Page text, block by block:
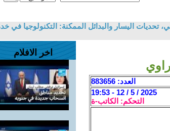
تحديات اليسار والبدائل الممكنة: التكنولوجيا في
العدد: 883656
2025 / 5 / 12 - 19:53
التحكم: الكاتب-ة
اخر الافلام